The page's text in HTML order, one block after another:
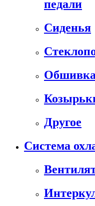
педали
Сиденья
Обшивка
Другое
Система